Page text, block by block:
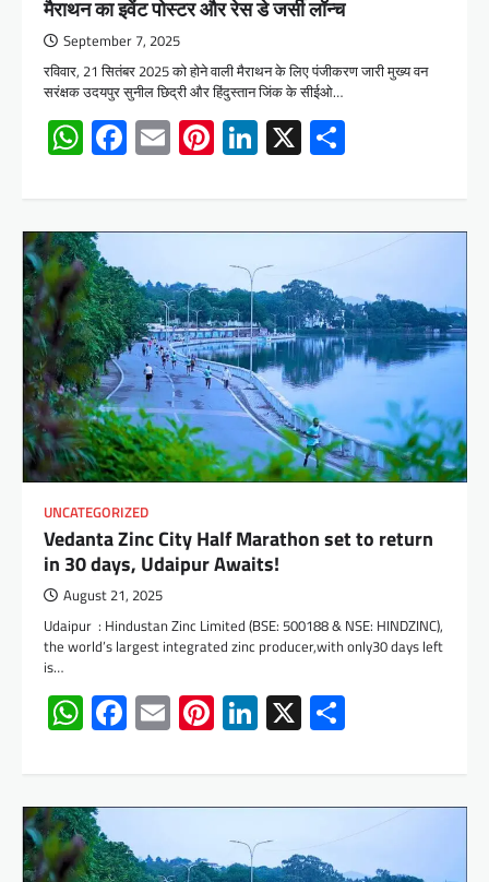
मैराथन का इवेंट पोस्टर और रेस डे जर्सी लॉन्च
September 7, 2025
रविवार, 21 सितंबर 2025 को होने वाली मैराथन के लिए पंजीकरण जारी मुख्य वन
सरंक्षक उदयपुर सुनील छिद्री और हिंदुस्तान जिंक के सीईओ…
WhatsApp
Facebook
EmailPinterest
LinkedIn
X
UNCATEGORIZED
Vedanta Zinc City Half Marathon set to return
in 30 days, Udaipur Awaits!
August 21, 2025
Udaipur : Hindustan Zinc Limited (BSE: 500188 & NSE: HINDZINC),
the world’s largest integrated zinc producer,with only30 days left
is…
WhatsApp
Facebook
EmailPinterest
LinkedIn
X